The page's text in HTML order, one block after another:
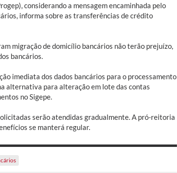
considerando a mensagem encaminhada pelo
informa sobre as transferências de crédito
migração de domicílio bancários não terão prejuízo,
bancários.
imediata dos dados bancários para o processamento
alternativa para alteração em lote das contas
no Sigepe.
serão atendidas gradualmente. A pró-reitoria
se manterá regular.